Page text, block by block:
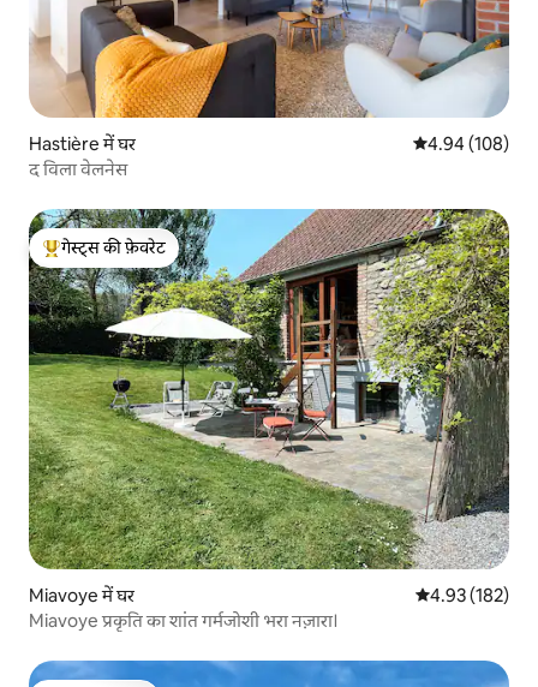
Hastière में घर औसत रेटिंग 5 में से
4.94 (108)
द विला वेलनेस
गेस्ट्स का टॉप फ़ेवरेट
गेस्ट्स की फ़ेवरेट
Miavoye में घर औसत रेटिंग 5 में से
4.93 (182)
Miavoye प्रकृति का शांत गर्मजोशी भरा नज़ारा।